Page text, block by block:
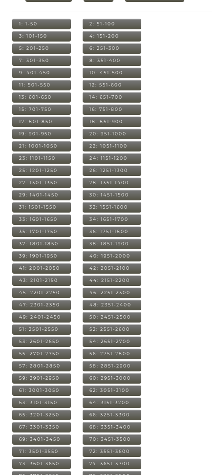
1: 1-50 2: 51-100
3: 101-150 4: 151-200
5: 201-250 6: 251-300
7: 301-350 8: 351-400
9: 401-450 10: 451-500
11: 501-550 12: 551-600
13: 601-650 14: 651-700
15: 701-750 16: 751-800
17: 801-850 18: 851-900
19: 901-950 20: 951-1000
21: 1001-1050 22: 1051-1100
23: 1101-1150 24: 1151-1200
25: 1201-1250 26: 1251-1300
27: 1301-1350 28: 1351-1400
29: 1401-1450 30: 1451-1500
31: 1501-1550 32: 1551-1600
33: 1601-1650 34: 1651-1700
35: 1701-1750 36: 1751-1800
37: 1801-1850 38: 1851-1900
39: 1901-1950 40: 1951-2000
41: 2001-2050 42: 2051-2100
43: 2101-2150 44: 2151-2200
45: 2201-2250 46: 2251-2300
47: 2301-2350 48: 2351-2400
49: 2401-2450 50: 2451-2500
51: 2501-2550 52: 2551-2600
53: 2601-2650 54: 2651-2700
55: 2701-2750 56: 2751-2800
57: 2801-2850 58: 2851-2900
59: 2901-2950 60: 2951-3000
61: 3001-3050 62: 3051-3100
63: 3101-3150 64: 3151-3200
65: 3201-3250 66: 3251-3300
67: 3301-3350 68: 3351-3400
69: 3401-3450 70: 3451-3500
71: 3501-3550 72: 3551-3600
73: 3601-3650 74: 3651-3700